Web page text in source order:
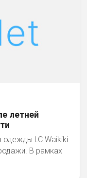
летней
одежды LC Waikiki
В рамках